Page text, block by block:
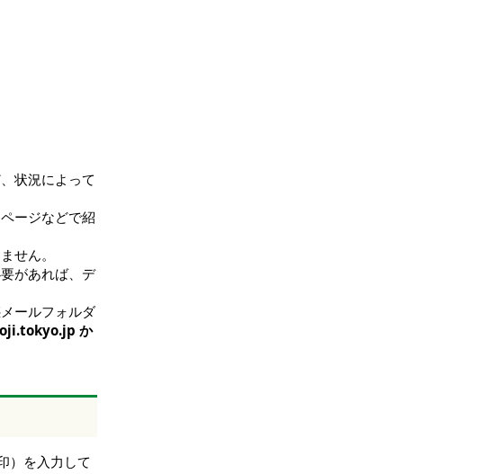
状況によって
ージなどで紹
せん。
があれば、デ
ールフォルダ
か
）を入力して